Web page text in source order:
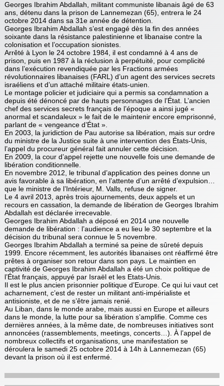
Georges Ibrahim Abdallah, militant communiste libanais âgé de 63
ans, détenu dans la prison de Lannemezan (65), entrera le 24
octobre 2014 dans sa 31e année de détention.
Georges Ibrahim Abdallah s’est engagé dès la fin des années
soixante dans la résistance palestinienne et libanaise contre la
colonisation et l’occupation sionistes.
Arrêté à Lyon le 24 octobre 1984, il est condamné à 4 ans de
prison, puis en 1987 à la réclusion à perpétuité, pour complicité
dans l’exécution revendiquée par les Fractions armées
révolutionnaires libanaises (FARL) d’un agent des services secrets
israéliens et d’un attaché militaire états-unien.
Le montage policier et judiciaire qui a permis sa condamnation a
depuis été dénoncé par de hauts personnages de l’État. L’ancien
chef des services secrets français de l’époque a ainsi jugé «
anormal et scandaleux » le fait de le maintenir encore emprisonné,
parlant de « vengeance d’État ».
En 2003, la juridiction de Pau autorise sa libération, mais sur ordre
du ministre de la Justice suite à une intervention des États-Unis,
l’appel du procureur général fait annuler cette décision.
En 2009, la cour d’appel rejette une nouvelle fois une demande de
libération conditionnelle.
En novembre 2012, le tribunal d’application des peines donne un
avis favorable à sa libération, en l’attente d’un arrêté d’expulsion…
que le ministre de l’Intérieur, M. Valls, refuse de signer.
Le 4 avril 2013, après trois ajournements, deux appels et un
recours en cassation, la demande de libération de Georges Ibrahim
Abdallah est déclarée irrecevable.
Georges Ibrahim Abdallah a déposé en 2014 une nouvelle
demande de libération : l’audience a eu lieu le 30 septembre et la
décision du tribunal sera connue le 5 novembre.
Georges Ibrahim Abdallah a terminé sa peine de sûreté depuis
1999. Encore récemment, les autorités libanaises ont réaffirmé être
prêtes à organiser son retour dans son pays. Le maintien en
captivité de Georges Ibrahim Abdallah a été un choix politique de
l’État français, appuyé par Israël et les Etats-Unis.
Il est le plus ancien prisonnier politique d’Europe. Ce qui lui vaut cet
acharnement, c’est de rester un militant anti-impérialiste et
antisioniste, et de ne s’être jamais renié.
Au Liban, dans le monde arabe, mais aussi en Europe et ailleurs
dans le monde, la lutte pour sa libération s’amplifie. Comme ces
dernières années, à la même date, de nombreuses initiatives sont
annoncées (rassemblements, meetings, concerts…). À l’appel de
nombreux collectifs et organisations, une manifestation se
déroulera le samedi 25 octobre 2014 à 14h à Lannemezan (65)
devant la prison où il est enfermé.